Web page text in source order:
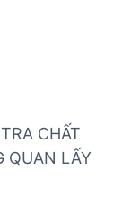
CHẤT
QUAN LẤY